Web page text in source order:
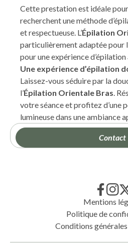
Contact
Cette prestation est idéale
recherchent une méthode
et respectueuse. L’Épilation
particulièrement adaptée pour
pour une expérience
Une expérience d’épilation
Laissez-vous séduire par la
l’Épilation Orientale Bras.
votre séance et profitez d’une
lumineuse dans une ambiance
Mentions
Politique de
Conditions